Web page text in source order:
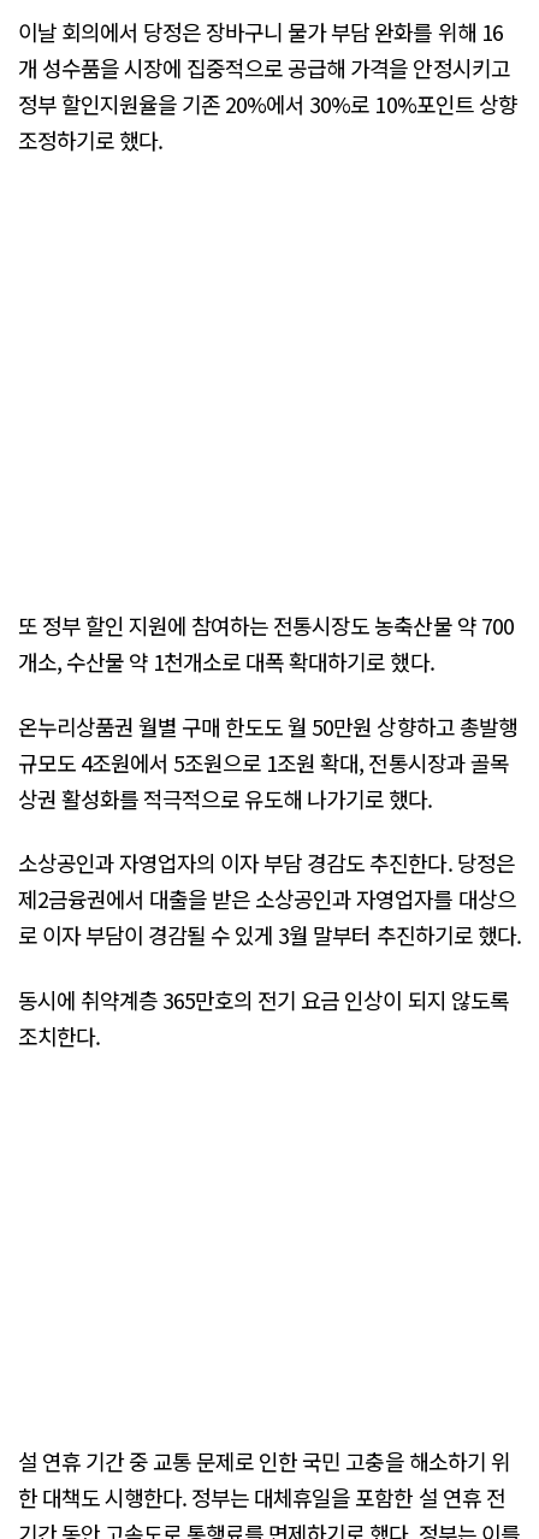
이날 회의에서 당정은 장바구니 물가 부담 완화를 위해 16
개 성수품을 시장에 집중적으로 공급해 가격을 안정시키고
정부 할인지원율을 기존 20%에서 30%로 10%포인트 상향
조정하기로 했다.
또 정부 할인 지원에 참여하는 전통시장도 농축산물 약 700
개소, 수산물 약 1천개소로 대폭 확대하기로 했다.
온누리상품권 월별 구매 한도도 월 50만원 상향하고 총발행
규모도 4조원에서 5조원으로 1조원 확대, 전통시장과 골목
상권 활성화를 적극적으로 유도해 나가기로 했다.
소상공인과 자영업자의 이자 부담 경감도 추진한다. 당정은
제2금융권에서 대출을 받은 소상공인과 자영업자를 대상으
로 이자 부담이 경감될 수 있게 3월 말부터 추진하기로 했다.
동시에 취약계층 365만호의 전기 요금 인상이 되지 않도록
조치한다.
설 연휴 기간 중 교통 문제로 인한 국민 고충을 해소하기 위
한 대책도 시행한다. 정부는 대체휴일을 포함한 설 연휴 전